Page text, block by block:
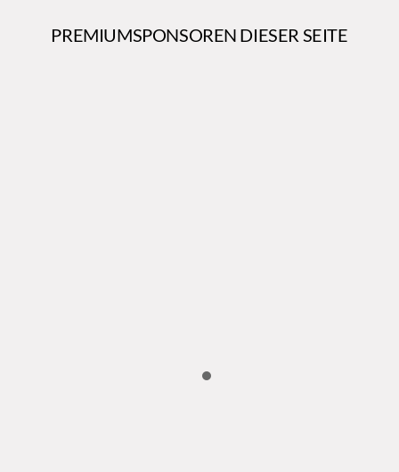
PREMIUMSPONSOREN DIESER SEITE